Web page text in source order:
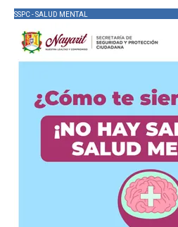
SSPC - SALUD MENTAL